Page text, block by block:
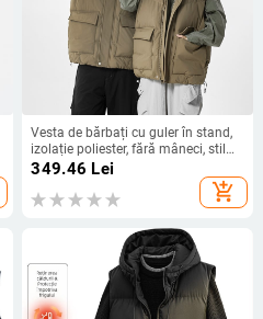
Vesta de bărbați cu guler în stand,
izolație poliester, fără mâneci, stil
coreean, croială lejeră
349.46 Lei
add_shopping_cart